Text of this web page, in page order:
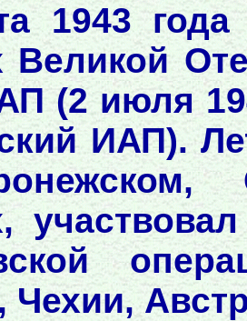
1943
Великой
(2 июля
ИАП).
Чехии,